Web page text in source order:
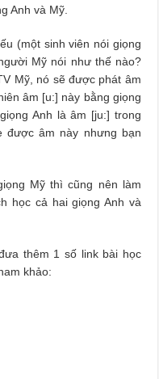
Anh và Mỹ.
(một sinh viên nói giọng
Mỹ nói như thế nào?
Mỹ, nó sẽ được phát âm
âm [u:] này bằng giọng
Anh là âm [ju:] trong
được âm này nhưng bạn
Mỹ thì cũng nên làm
học cả hai giọng Anh và
thêm 1 số link bài học
khảo: